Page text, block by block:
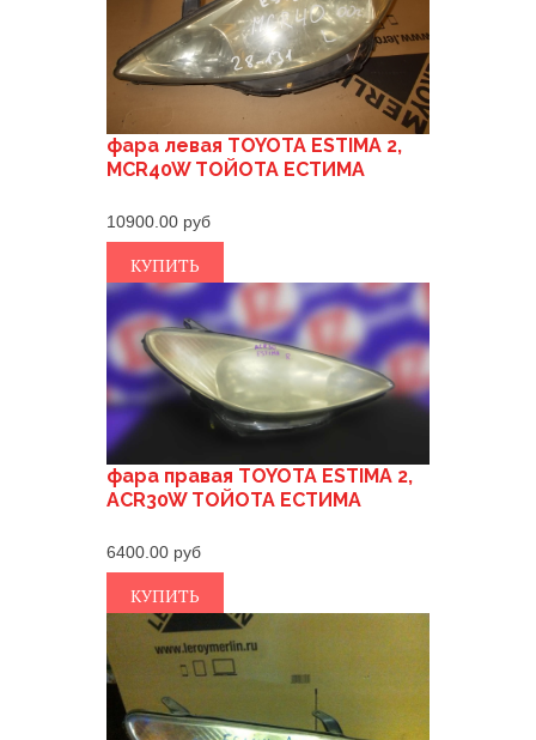
фара левая TOYOTA ESTIMA 2,
MCR40W ТОЙОТА ЕСТИМА
10900.00
КУПИТЬ
фара правая TOYOTA ESTIMA 2,
ACR30W ТОЙОТА ЕСТИМА
6400.00
КУПИТЬ